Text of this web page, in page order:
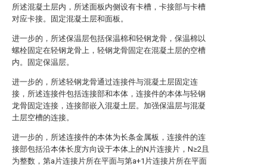
所述混凝土层内，所述面板内侧设有卡槽，卡接部与卡槽
对应卡接。固定混凝土层和面板。
进一步的，所述保温层包括保温棉和轻钢龙骨，保温棉以
螺栓固定在轻钢龙骨上，轻钢龙骨固定在混凝土层的空槽
内。固定保温层。
进一步的，所述轻钢龙骨通过连接件与混凝土层固定连
接，所述连接件包括连接部和本体，连接件的本体与轻钢
龙骨固定连接，连接部嵌入混凝土层。加强保温层与混凝
土层空槽的连接。
进一步的，所述连接件的本体为长条金属板，连接件的连
接部包括沿本体长度方向设于本体上的N片连接片，N≥2且
为整数，第a片连接片所在平面与第a+1片连接片所在平面